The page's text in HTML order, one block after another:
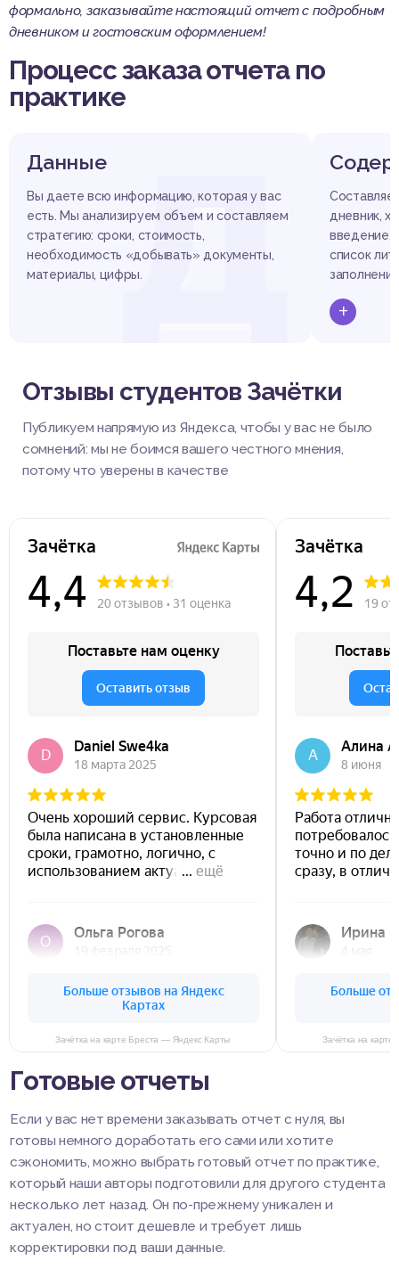
формально, заказывайте настоящий отчет с подробным
дневником и гостовским оформлением!
Процесс заказа отчета по
практике
Д
Данные
Вы даете всю информацию, которая у вас
есть. Мы анализируем объем и составляем
стратегию: сроки, стоимость,
необходимость «добывать» документы,
материалы, цифры.
дневник,
введение,
список
+
Отзывы студентов Зачётки
Публикуем напрямую из Яндекса, чтобы у вас не было
сомнений: мы не боимся вашего честного мнения,
потому что уверены в качестве
Зачётка на карте Бреста — Яндекс Карты Зачётка на
Готовые отчеты
Если у вас нет времени заказывать отчет с нуля, вы
готовы немного доработать его сами или хотите
сэкономить, можно выбрать готовый отчет по практике,
который наши авторы подготовили для другого студента
несколько лет назад. Он по-прежнему уникален и
актуален, но стоит дешевле и требует лишь
корректировки под ваши данные.